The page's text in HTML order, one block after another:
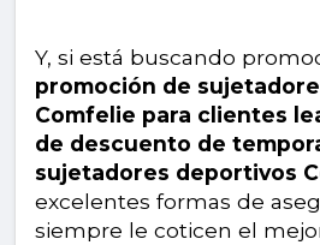
Y, si está buscando
promoción de
Comfelie para clientes
de descuento de
sujetadores deportivos
excelentes formas de
siempre le coticen el